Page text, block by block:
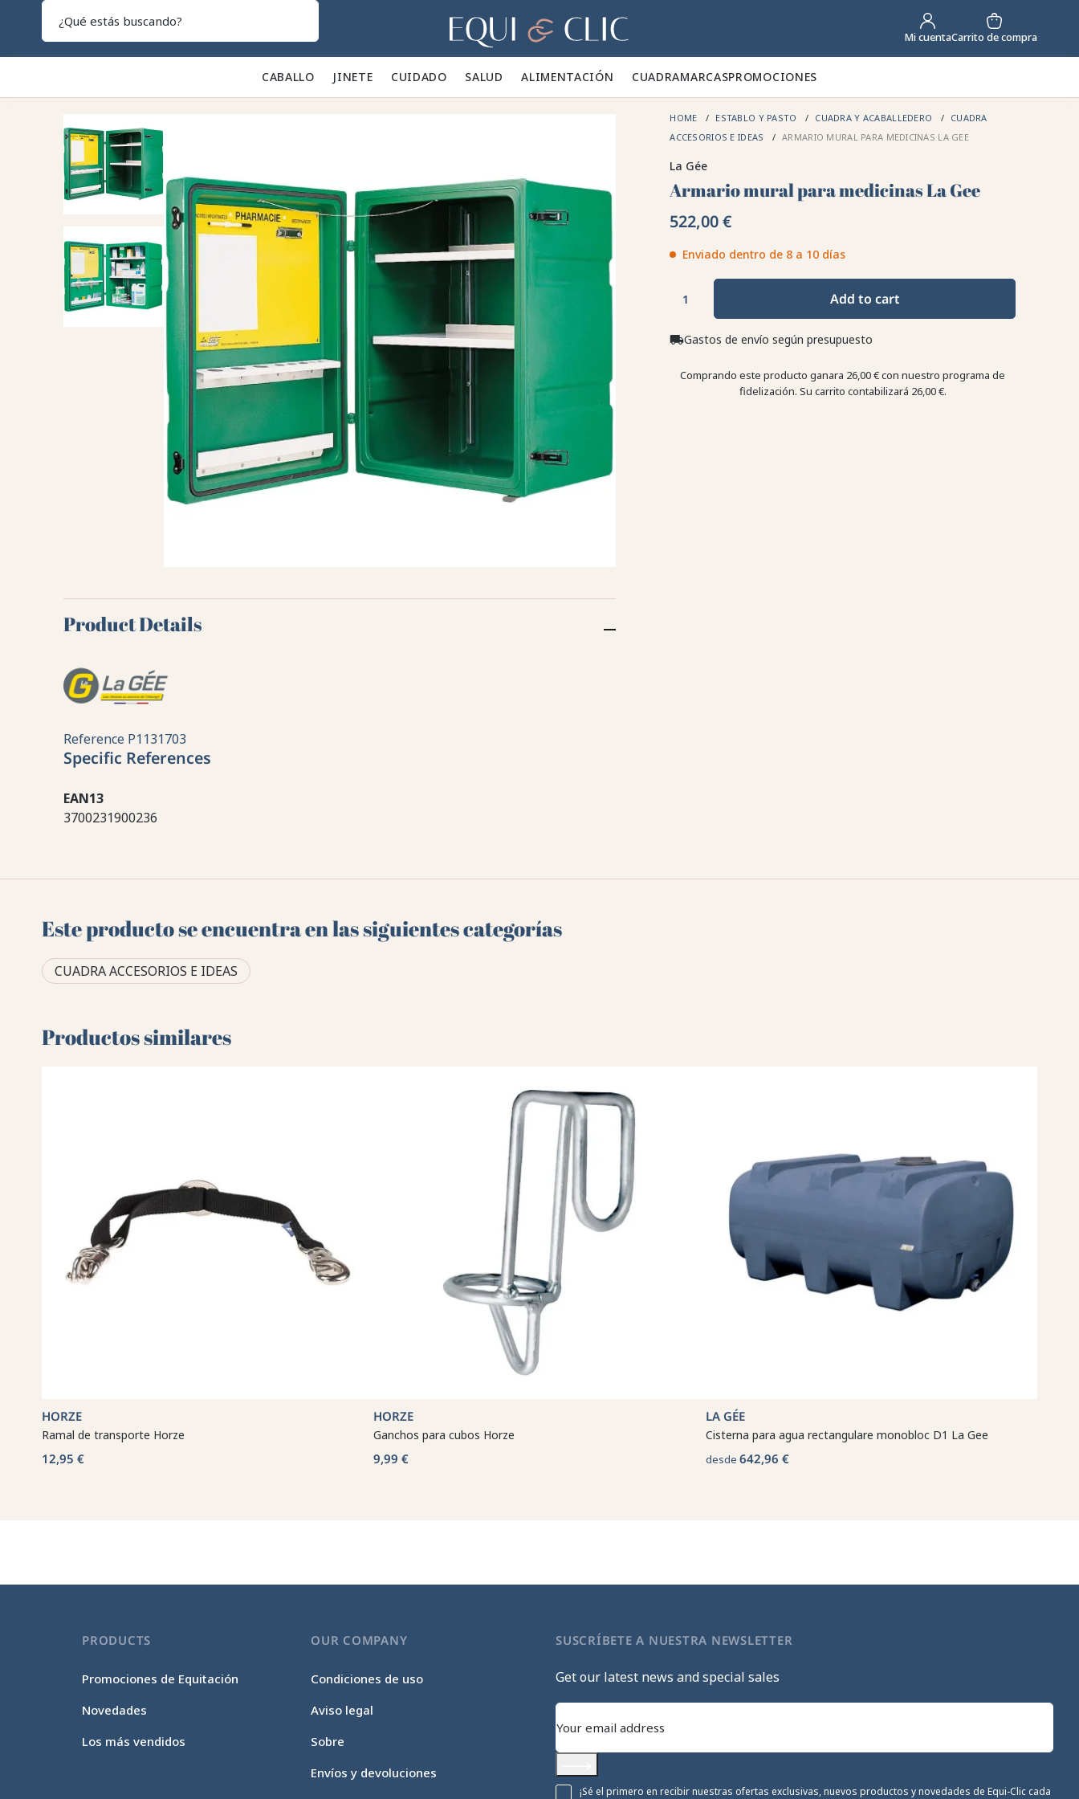
Hogar Mi cuentaCarrito de compra
CABALLO 🐎 JINETE 👕 CUIDADO 🪮 SALUD ✨ALIMENTACIÓN 🥕 CUADRAMARCASPROMOCIONES
HOME ESTABLO Y PASTO CUADRA Y ACABALLEDERO
CUADRA
ACCESORIOS E IDEAS
ARMARIO MURAL PARA MEDICINAS LA GEE
La Gée
Armario mural para medicinas La Gee
522,00 €
Enviado dentro de 8 a 10 días
Add to cart
local_shippingGastos de envío según presupuesto
Comprando este producto ganara 26,00 €con nuestro programa de
fidelización. Su carrito contabilizará 26,00 €.
Product Details
Reference P1131703
Specific References
EAN13
3700231900236
Este producto se encuentra en las siguientes categorías
CUADRA ACCESORIOS E IDEAS
Productos similares
HORZE
Ramal de transporte Horze
12,95 €
HORZE
Ganchos para cubos Horze
9,99 €
LA GÉE
Cisterna para agua rectangulare monobloc D1 La Gee
desde 642,96 €
PRODUCTS
Promociones de Equitación
Novedades
Los más vendidos
OUR COMPANY
Condiciones de uso
Aviso legal
Sobre
Envíos y devoluciones
SUSCRÍBETE A NUESTRA NEWSLETTER
Get our latest news and special sales
Subscribe
¡Sé el primero en recibir nuestras ofertas exclusivas, nuevos productos y novedades de Equi-Clic cada